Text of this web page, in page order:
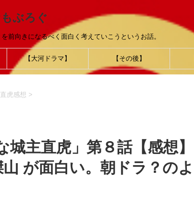
ぶろぐ
前向きになるべく面白く考えていこうというお話。
【大河ドラマ】 【その後】
直虎感想 >
主直虎」第８話【感想】
が面白い。朝ドラ？のよ